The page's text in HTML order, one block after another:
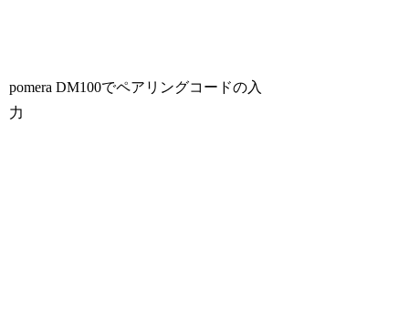
pomera DM100でペアリングコードの入
力